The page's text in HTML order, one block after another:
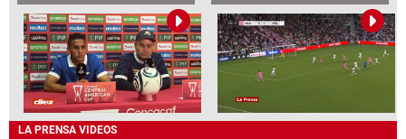
LA PRENSA VIDEOS